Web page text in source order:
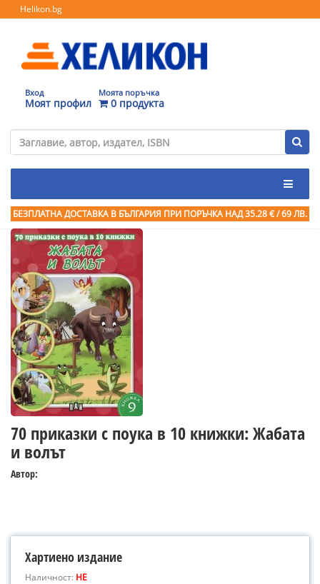
Helikon.bg
Вход
Моят профил
Моята поръчка
0 продукта
БЕЗПЛАТНА ДОСТАВКА В БЪЛГАРИЯ ПРИ ПОРЪЧКА НАД 35.28 € / 69 ЛВ.
70 приказки с поука в 10 книжки: Жабата
и волът
Автор:
Хартиено издание
Наличност: НЕ